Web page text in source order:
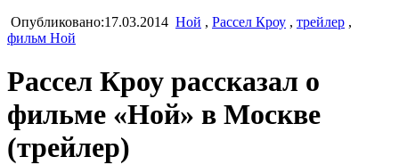
Опубликовано:17.03.2014 Ной , Рассел Кроу , трейлер ,
фильм Ной
Рассел Кроу рассказал о
фильме «Ной» в Москве
(трейлер)